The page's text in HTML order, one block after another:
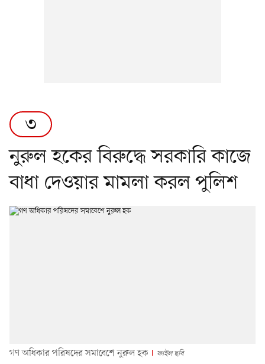
৩
নুরুল হকের বিরুদ্ধে সরকারি কাজে
বাধা দেওয়ার মামলা করল পুলিশ
গণ অধিকার পরিষদের সমাবেশে নুরুল হক ফাইল ছবি